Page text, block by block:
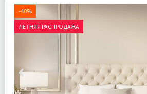
-40%
ЛЕТНЯЯ РАСПРОДАЖА